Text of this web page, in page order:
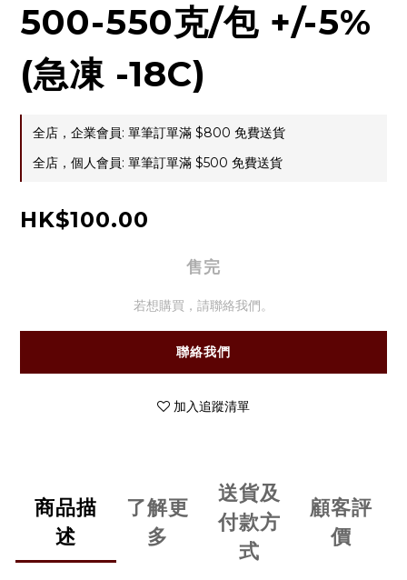
500-550克/包 +/-5%
(急凍 -18C)
全店，企業會員: 單筆訂單滿 $800 免費送貨
全店，個人會員: 單筆訂單滿 $500 免費送貨
HK$100.00
售完
若想購買，請聯絡我們。
聯絡我們
加入追蹤清單
商品描
述
了解更
多
送貨及
付款方
式
顧客評
價